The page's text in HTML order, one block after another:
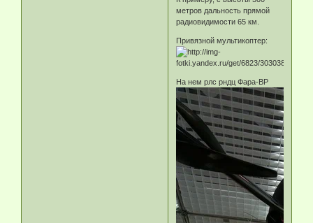
метров дальность прямой
радиовидимости 65 км.
Привязной мультикоптер:
На нем рлс рндц Фара-ВР